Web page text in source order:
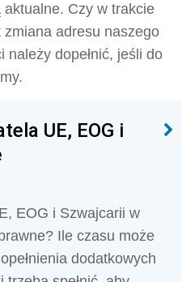
Czy w trakcie
adresu naszego
należy dopełnić, jeśli do
UE, EOG i
EOG i Szwajcarii w
Ile czasu może
dodatkowych